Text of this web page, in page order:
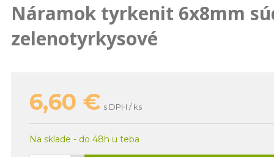
Náramok tyrkenit 6x8mm
zelenotyrkysové
6,60 € s DPH / ks
Na sklade - do 48h u teba